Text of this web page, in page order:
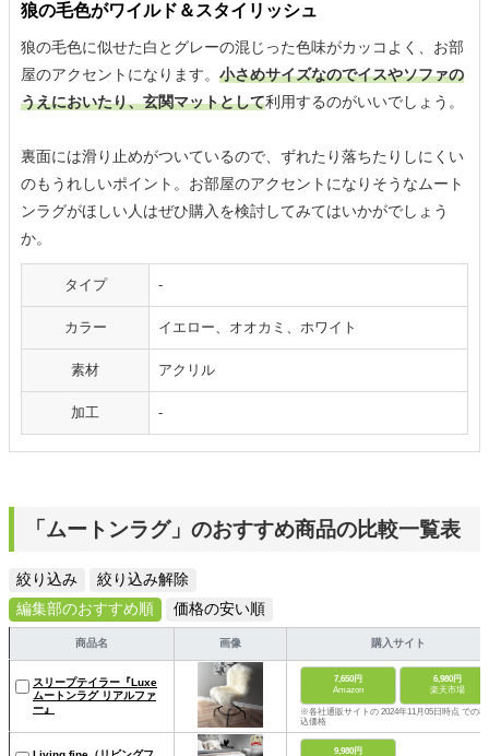
狼の毛色がワイルド＆スタイリッシュ
狼の毛色に似せた白とグレーの混じった色味がカッコよく、お部
屋のアクセントになります。 小さめサイズなのでイスやソファの
うえにおいたり、玄関マットとして利用するのがいいでしょう。
裏面には滑り止めがついているので、ずれたり落ちたりしにくい
のもうれしいポイント。お部屋のアクセントになりそうなムート
ンラグがほしい人はぜひ購入を検討してみてはいかがでしょう
か。
タイプ -
カラー イエロー、オオカミ、ホワイト
素材 アクリル
加工 -
「ムートンラグ」のおすすめ商品の比較一覧表
絞り込み
絞り込み解除
編集部のおすすめ順
価格の安い順
商品名 画像 購入サイト
スリープテイラー『Luxe
ムートンラグ リアルファ
ー』
7,650円
Amazon
6,980円
楽天市場
※各社通販サイトの 2024年11月05日時点 での税
込価格
9,980円